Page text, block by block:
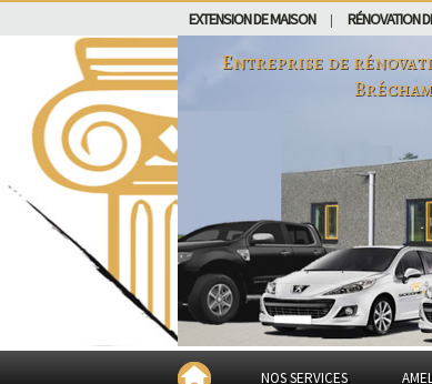
EXTENSION DE MAISON RÉNOVATION
Entreprise de
NOS SERVICES